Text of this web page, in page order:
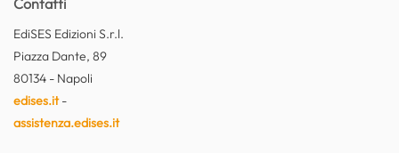
Contatti
EdiSES Edizioni S.r.l.
Piazza Dante, 89
80134 - Napoli
edises.it-
assistenza.edises.it